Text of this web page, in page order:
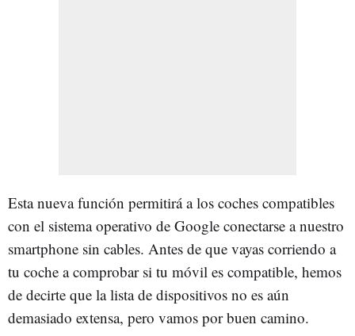
Esta nueva función permitirá a los coches compatibles
con el sistema operativo de Google conectarse a nuestro
smartphone sin cables. Antes de que vayas corriendo a
tu coche a comprobar si tu móvil es compatible, hemos
de decirte que la lista de dispositivos no es aún
demasiado extensa, pero vamos por buen camino.